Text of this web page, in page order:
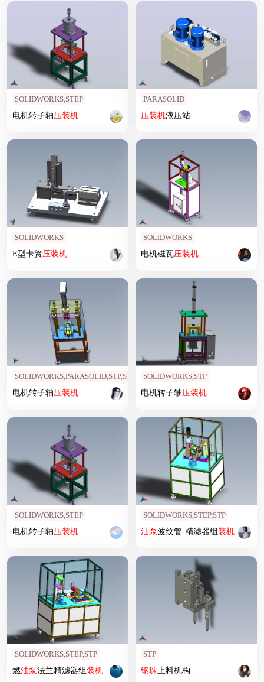
SOLIDWORKS,STEP
电机转子轴压装机
PARASOLID
压装机液压站
SOLIDWORKS
E型卡簧压装机
SOLIDWORKS
电机磁瓦压装机
SOLIDWORKS,PARASOLID,STP,STEP
电机转子轴压装机
SOLIDWORKS,STP
电机转子轴压装机
SOLIDWORKS,STEP
电机转子轴压装机
SOLIDWORKS,STEP,STP
油泵波纹管-精滤器组装机
SOLIDWORKS,STEP,STP
燃油泵法兰精滤器组装机
STP
钢珠 上料机构